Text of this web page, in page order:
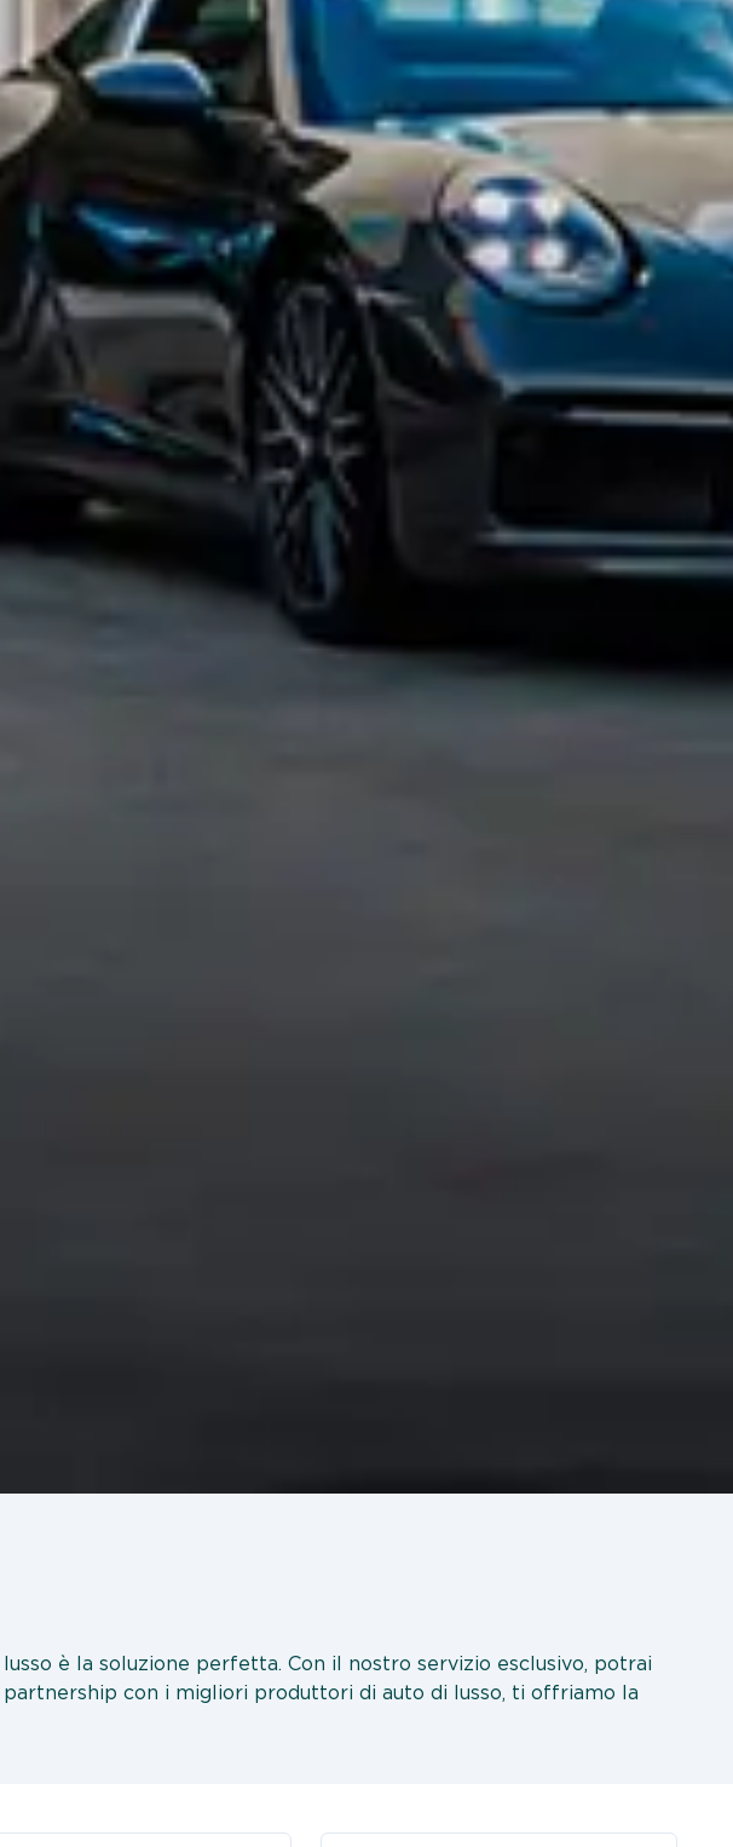
è la soluzione perfetta. Con il nostro servizio esclusivo, potrai
con i migliori produttori di auto di lusso, ti offriamo la